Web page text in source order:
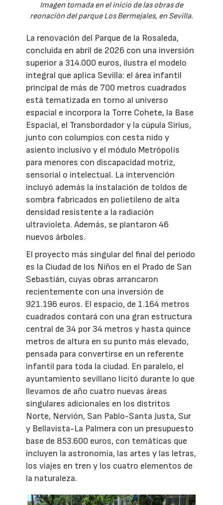
Imagen tomada en el inicio de las obras de
reonación del parque Los Bermejales, en Sevilla.
La renovación del Parque de la Rosaleda,
concluida en abril de 2026 con una inversión
superior a 314.000 euros, ilustra el modelo
integral que aplica Sevilla: el área infantil
principal de más de 700 metros cuadrados
está tematizada en torno al universo
espacial e incorpora la Torre Cohete, la Base
Espacial, el Transbordador y la cúpula Sirius,
junto con columpios con cesta nido y
asiento inclusivo y el módulo Metrópolis
para menores con discapacidad motriz,
sensorial o intelectual. La intervención
incluyó además la instalación de toldos de
sombra fabricados en polietileno de alta
densidad resistente a la radiación
ultravioleta. Además, se plantaron 46
nuevos árboles.
El proyecto más singular del final del periodo
es la Ciudad de los Niños en el Prado de San
Sebastián, cuyas obras arrancaron
recientemente con una inversión de
921.196 euros. El espacio, de 1.164 metros
cuadrados contará con una gran estructura
central de 34 por 34 metros y hasta quince
metros de altura en su punto más elevado,
pensada para convertirse en un referente
infantil para toda la ciudad. En paralelo, el
ayuntamiento sevillano licitó durante lo que
llevamos de año cuatro nuevas áreas
singulares adicionales en los distritos
Norte, Nervión, San Pablo-Santa Justa, Sur
y Bellavista-La Palmera con un presupuesto
base de 853.600 euros, con temáticas que
incluyen la astronomía, las artes y las letras,
los viajes en tren y los cuatro elementos de
la naturaleza.